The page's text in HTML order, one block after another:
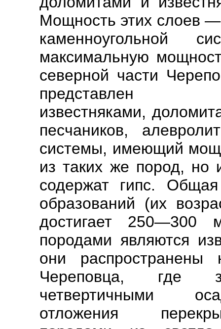
Мощность этих слоев
каменноугольной
максимальную
северной части
представлен
известняками,
песчаников,
системы, имеющий
из таких же пород, но
содержат гипс.
образований (их
достигает 250—300
породами являются
они распространены
Череповца, где
четвертичными
отложения